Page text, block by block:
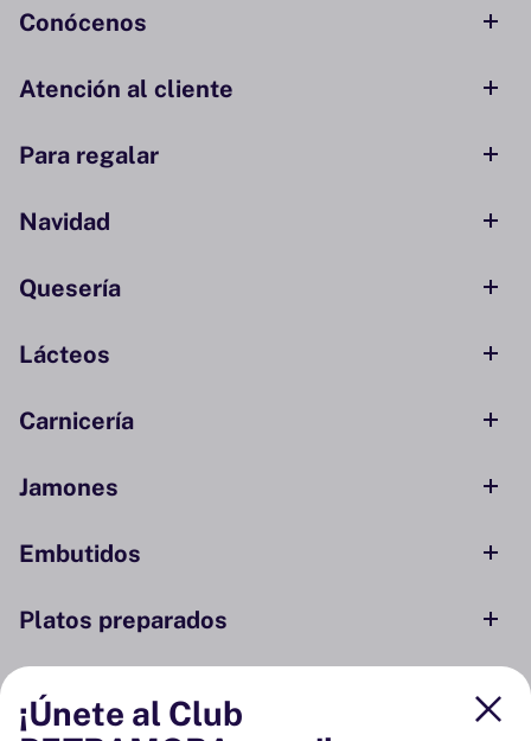
Conócenos
Atención al cliente
Para regalar
Navidad
Quesería
Lácteos
Carnicería
Jamones
Embutidos
Platos preparados
Conservas y ahumados
¡Únete al Club